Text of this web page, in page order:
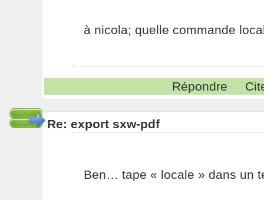
à nicola; quelle commande
Répondre
Re: export sxw-pdf
Ben… tape « locale » dans un